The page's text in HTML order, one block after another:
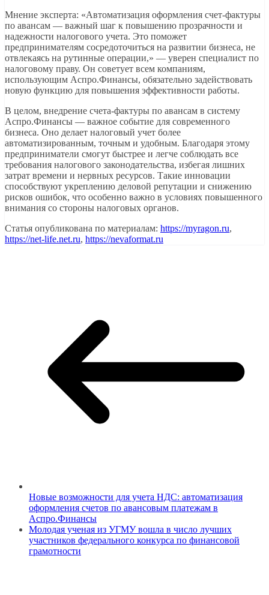
Мнение эксперта: «Автоматизация оформления счет-фактуры
по авансам — важный шаг к повышению прозрачности и
надежности налогового учета. Это поможет
предпринимателям сосредоточиться на развитии бизнеса, не
отвлекаясь на рутинные операции,» — уверен специалист по
налоговому праву. Он советует всем компаниям,
использующим Аспро.Финансы, обязательно задействовать
новую функцию для повышения эффективности работы.
В целом, внедрение счета-фактуры по авансам в систему
Аспро.Финансы — важное событие для современного
бизнеса. Оно делает налоговый учет более
автоматизированным, точным и удобным. Благодаря этому
предприниматели смогут быстрее и легче соблюдать все
требования налогового законодательства, избегая лишних
затрат времени и нервных ресурсов. Такие инновации
способствуют укреплению деловой репутации и снижению
рисков ошибок, что особенно важно в условиях повышенного
внимания со стороны налоговых органов.
Статья опубликована по материалам: https://myragon.ru,
https://net-life.net.ru, https://nevaformat.ru
Новые возможности для учета НДС: автоматизация
оформления счетов по авансовым платежам в
Аспро.Финансы
Молодая ученая из УГМУ вошла в число лучших
участников федерального конкурса по финансовой
грамотности